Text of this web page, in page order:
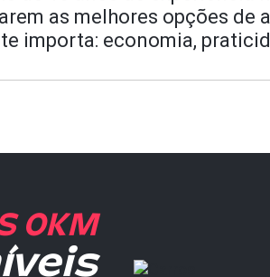
as melhores opções de
importa: economia,
0KM